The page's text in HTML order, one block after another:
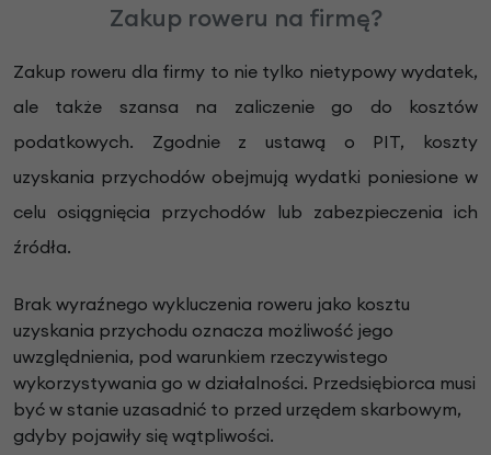
Zakup roweru na firmę?
Zakup roweru dla firmy to nie tylko nietypowy wydatek,
ale także szansa na zaliczenie go do kosztów
podatkowych. Zgodnie z ustawą o PIT, koszty
uzyskania przychodów obejmują wydatki poniesione w
celu osiągnięcia przychodów lub zabezpieczenia ich
źródła.
Brak wyraźnego wykluczenia roweru jako kosztu
uzyskania przychodu oznacza możliwość jego
uwzględnienia, pod warunkiem rzeczywistego
wykorzystywania go w działalności. Przedsiębiorca musi
być w stanie uzasadnić to przed urzędem skarbowym,
gdyby pojawiły się wątpliwości.